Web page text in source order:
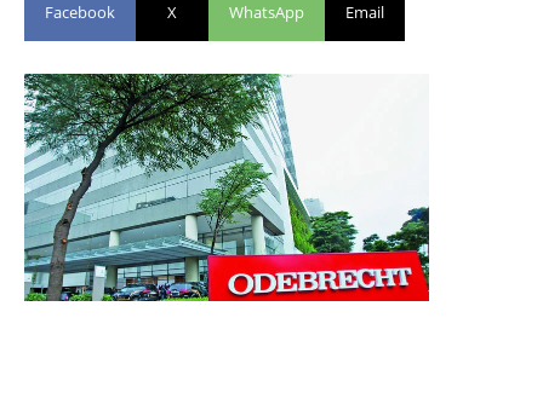
Facebook X WhatsApp Email